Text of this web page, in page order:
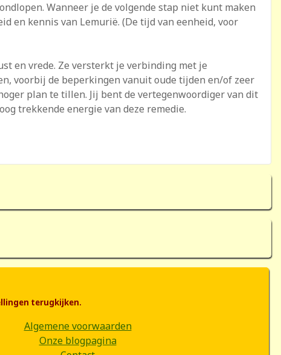
Wanneer je de volgende stap niet kunt maken
en kennis van Lemurië. (De tijd van eenheid, voor
en vrede. Ze versterkt je verbinding met je
voorbij de beperkingen vanuit oude tijden en/of zeer
plan te tillen. Jij bent de vertegenwoordiger van dit
trekkende energie van deze remedie.
terugkijken.
Algemene voorwaarden
Onze blogpagina